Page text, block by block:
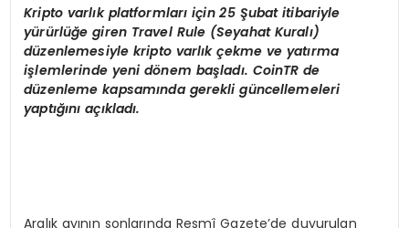
Kripto varlık platformları için 25 Şubat itibariyle
yürürlüğe giren Travel Rule (Seyahat Kuralı)
düzenlemesiyle kripto varlık çekme ve yatırma
işlemlerinde yeni dönem başladı. CoinTR de
düzenleme kapsamında gerekli güncellemeleri
yaptığını açıkladı.
Aralık ayının sonlarında Resmî Gazete’de duyurulan